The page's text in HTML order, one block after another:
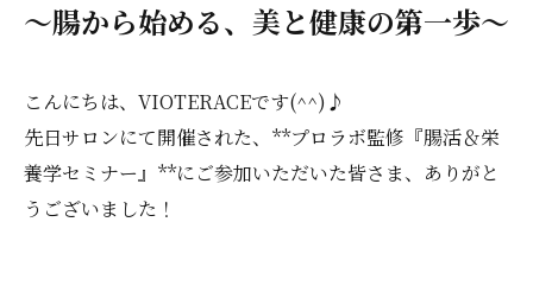
～腸から始める、美と健康の第一歩～
こんにちは、VIOTERACEです(^^)♪
先日サロンにて開催された、**プロラボ監修『腸活＆栄
養学セミナー』**にご参加いただいた皆さま、ありがと
うございました！